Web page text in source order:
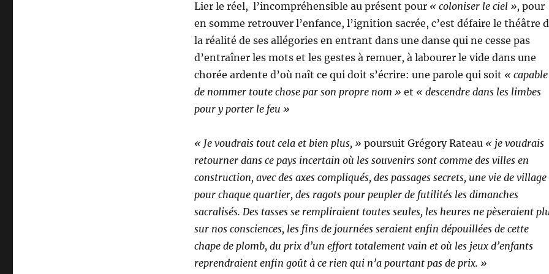
Lier le réel, l’incompréhensible au présent pour « coloniser le ciel », pour
en somme retrouver l’enfance, l’ignition sacrée, c’est défaire le théâtre
la réalité de ses allégories en entrant dans une danse qui ne cesse pas
d’entraîner les mots et les gestes à remuer, à labourer le vide dans une
chorée ardente d’où naît ce qui doit s’écrire: une parole qui soit « capable
de nommer toute chose par son propre nom » et « descendre dans les limbes
pour y porter le feu »
« Je voudrais tout cela et bien plus, » poursuit Grégory Rateau « je voudrais
retourner dans ce pays incertain où les souvenirs sont comme des villes en
construction, avec des axes compliqués, des passages secrets, une vie de village
pour chaque quar­tier, des ragots pour peupler de futilités les dimanches
sacralisés. Des tasses se rempliraient toutes seules, les heures ne pèseraient
sur nos consciences, les fins de journées seraient enfin dépouillées de cette
chape de plomb, du prix d’un effort totalement vain et où les jeux d’enfants
reprendraient enfin goût à ce rien qui n’a pourtant pas de prix. »